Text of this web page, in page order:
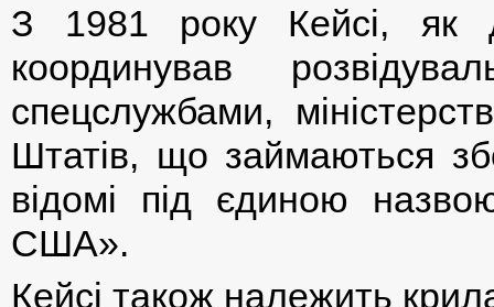
З 1981 року Кейсі, як
координував
спецслужбами,
Штатів, що займаються
відомі під єдиною
США».
Кейсі також належить